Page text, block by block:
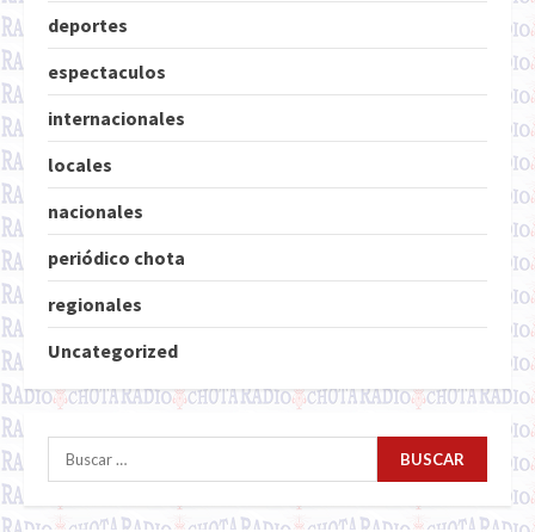
deportes
espectaculos
internacionales
locales
nacionales
periódico chota
regionales
Uncategorized
Buscar: